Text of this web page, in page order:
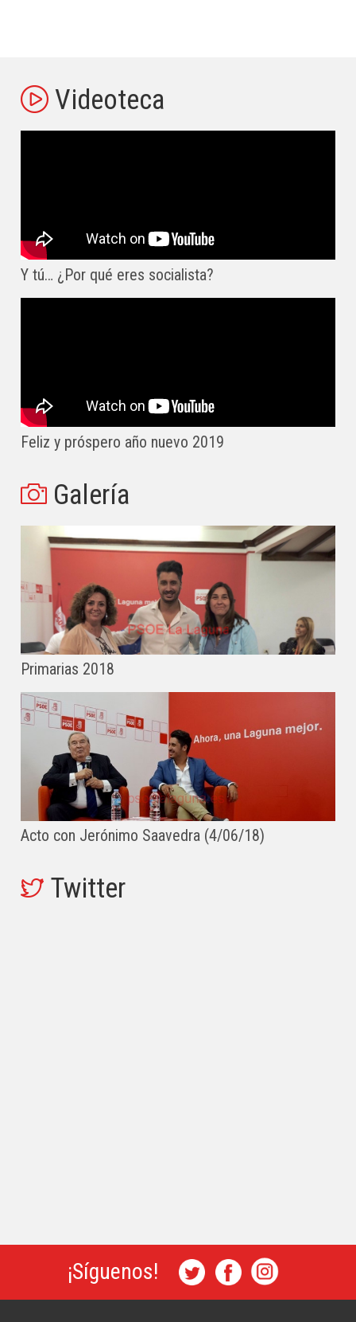
Videoteca
Y tú… ¿Por qué eres socialista?
Feliz y próspero año nuevo 2019
Galería
Primarias 2018
Acto con Jerónimo Saavedra (4/06/18)
Twitter
¡Síguenos!